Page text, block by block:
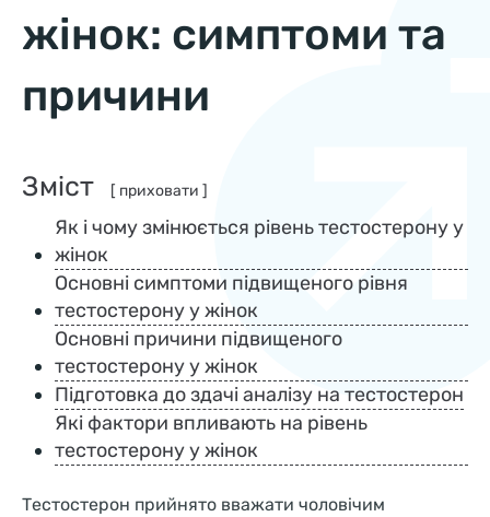
жінок: симптоми та
причини
Зміст [ приховати ]
Як і чому змінюється рівень тестостерону у
жінок
Основні симптоми підвищеного рівня
тестостерону у жінок
Основні причини підвищеного
тестостерону у жінок
Підготовка до здачі аналізу на тестостерон
Які фактори впливають на рівень
тестостерону у жінок
Тестостерон прийнято вважати чоловічим